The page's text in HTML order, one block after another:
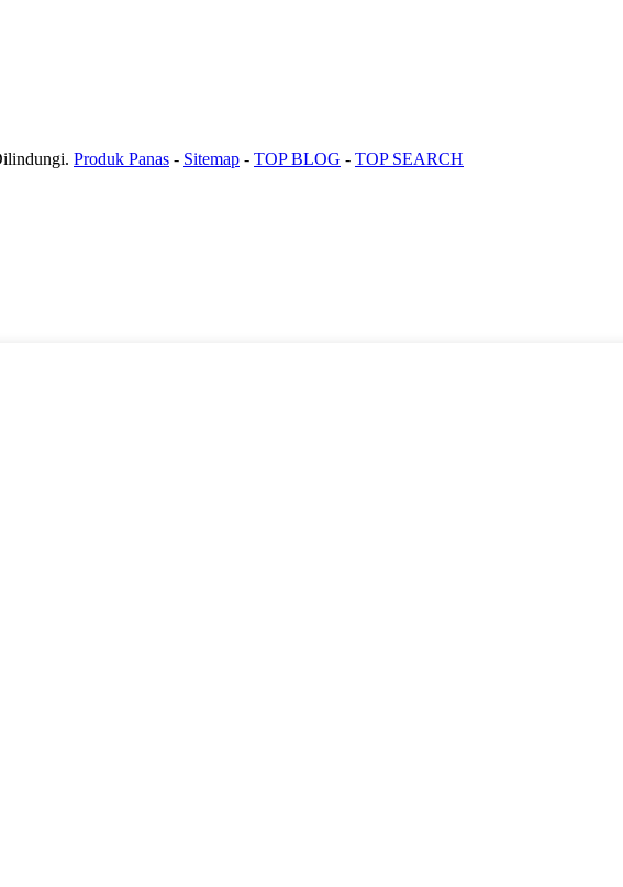
Produk Panas - Sitemap - TOP BLOG - TOP SEARCH